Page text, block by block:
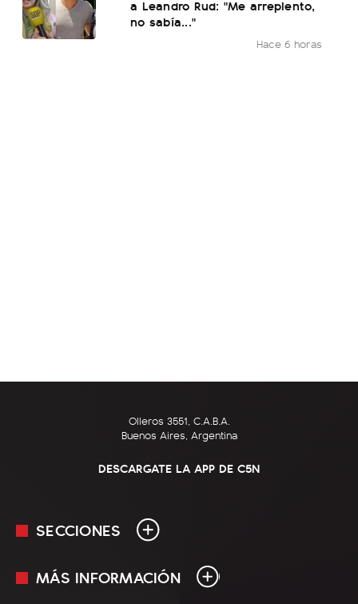
a Leandro Rud: "Me arrepiento,
no sabía..."
Hace 6 horas
Olleros 3551, C.A.B.A.
Buenos Aires, Argentina
DESCARGATE LA APP DE C5N
SECCIONES
En Vivo
MÁS INFORMACIÓN